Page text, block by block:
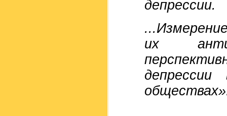
депрессии.
их
депрессии